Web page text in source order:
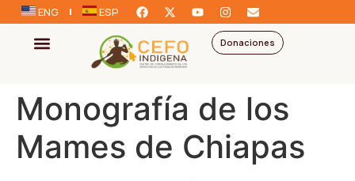
ENG ESP
Donaciones
Monografía de los
Mames de Chiapas